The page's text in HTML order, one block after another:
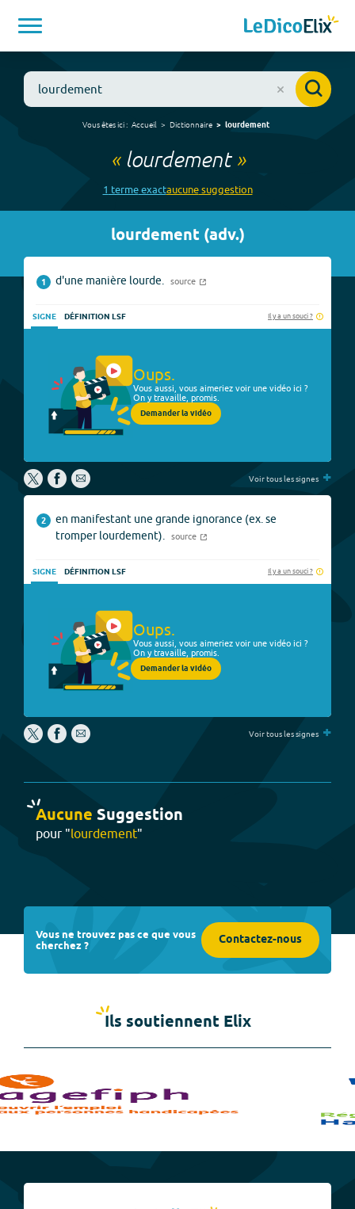
Vous êtes ici : Accueil Dictionnaire lourdement
« lourdement»
1 termeexactaucunesuggestion
lourdement(adv.)
1 d'une manière lourde. source
SIGNE DÉFINITION LSF Il y a un souci ?
Oups.
Vous aussi, vous aimeriez voir une vidéo ici ?
On y travaille, promis.
Demander la vidéo
Voir tous les signes +
2
en manifestant une grande ignorance (ex. se
tromper lourdement).
source
SIGNE DÉFINITION LSF Il y a un souci ?
Oups.
Vous aussi, vous aimeriez voir une vidéo ici ?
On y travaille, promis.
Demander la vidéo
Voir tous les signes +
Aucune Suggestion
pour "lourdement"
Vous ne trouvez pas ce que vous
cherchez ? Contactez-nous
Ils soutiennent Elix